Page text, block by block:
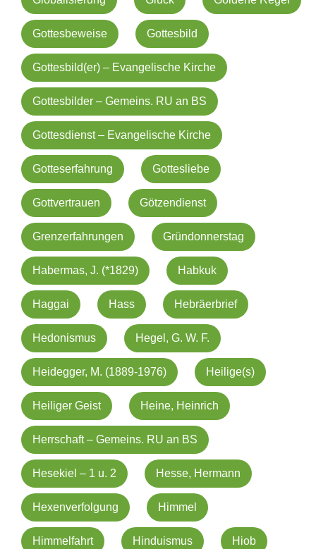
Gottesbeweise Gottesbild
Gottesbild(er) – Evangelische Kirche
Gottesbilder – Gemeins. RU an BS
Gottesdienst – Evangelische Kirche
Gotteserfahrung Gottesliebe
Gottvertrauen Götzendienst
Grenzerfahrungen Gründonnerstag
Habermas, J. (*1829) Habkuk
Haggai Hass Hebräerbrief
Hedonismus Hegel, G. W. F.
Heidegger, M. (1889-1976) Heilige(s)
Heiliger Geist Heine, Heinrich
Herrschaft – Gemeins. RU an BS
Hesekiel – 1 u. 2 Hesse, Hermann
Hexenverfolgung Himmel
Himmelfahrt Hinduismus Hiob